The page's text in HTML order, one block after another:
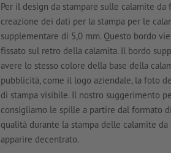
Per il design da stampare sulle calamite
creazione dei dati per la stampa per le
supplementare di 5,0 mm. Questo bordo
fissato sul retro della calamita. Il bordo
avere lo stesso colore della base della
pubblicità, come il logo aziendale, la foto
di stampa visibile. Il nostro suggerimento
consigliamo le spille a partire dal formato
qualità durante la stampa delle calamite
apparire decentrato.